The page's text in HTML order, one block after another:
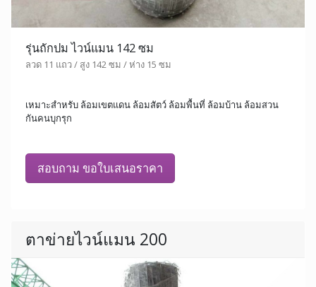
รุ่นถักปม ไวน์แมน 142 ซม
ลวด 11 แถว / สูง 142 ซม / ห่าง 15 ซม
เหมาะสำหรับ ล้อมเขตแดน ล้อมสัตว์ ล้อมพื้นที่ ล้อมบ้าน ล้อมสวน
กันคนบุกรุก
สอบถาม ขอใบเสนอราคา
ตาข่ายไวน์แมน 200